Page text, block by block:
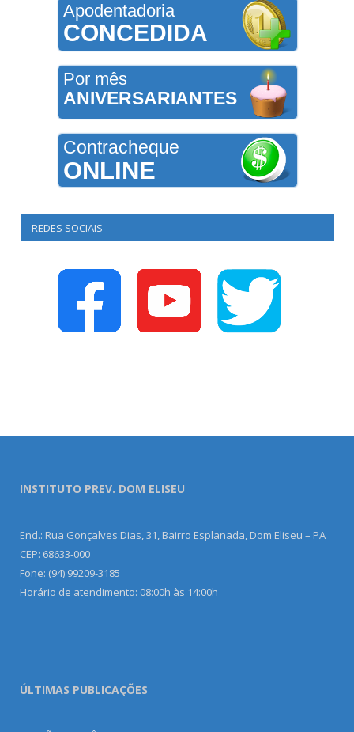
Apodentadoria
CONCEDIDA
Por mês
ANIVERSARIANTES
Contracheque
ONLINE
REDES SOCIAIS
INSTITUTO PREV. DOM ELISEU
End.: Rua Gonçalves Dias, 31, Bairro Esplanada, Dom Eliseu – PA
CEP: 68633-000
Fone: (94) 99209-3185
Horário de atendimento: 08:00h às 14:00h
ÚLTIMAS PUBLICAÇÕES